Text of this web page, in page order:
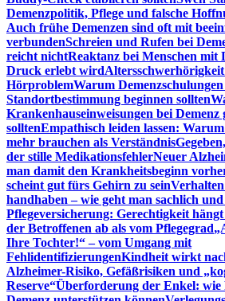
Demenzpolitik, Pflege und falsche
Auch frühe Demenzen sind oft mit
verbundenSchreien und Rufen bei
reicht nichtReaktanz bei Menschen mit
Druck erlebt wird
HörproblemWarum
Standortbestimmung beginnen sollten
Krankenhauseinweisungen bei Demenz
solltenEmpathisch leiden lassen:
mehr brauchen als Verständnis
der stille MedikationsfehlerNeuer
man damit den Krankheitsbeginn
scheint gut fürs Gehirn zu sein
handhaben – wie geht man sachlich
Pflegeversicherung: Gerechtigkeit
der Betroffenen ab als vom Pflegegrad
Ihre Tochter!“ – vom Umgang mit
FehlidentifizierungenKindheit wirkt
Alzheimer-Risiko, Gefäßrisiken und
Reserve“Überforderung der Enkel: wie